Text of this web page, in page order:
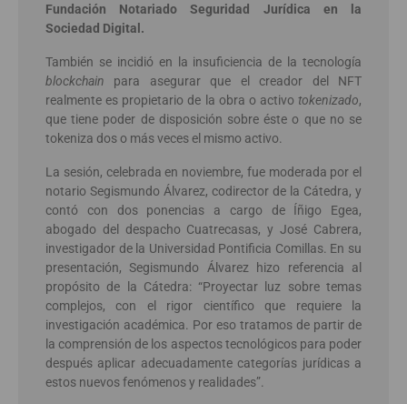
Fundación Notariado Seguridad Jurídica en la
Sociedad Digital.
También se incidió en la insuficiencia de la tecnología
blockchain para asegurar que el creador del NFT
realmente es propietario de la obra o activo tokenizado,
que tiene poder de disposición sobre éste o que no se
tokeniza dos o más veces el mismo activo.
La sesión, celebrada en noviembre, fue moderada por el
notario Segismundo Álvarez, codirector de la Cátedra, y
contó con dos ponencias a cargo de Íñigo Egea,
abogado del despacho Cuatrecasas, y José Cabrera,
investigador de la Universidad Pontificia Comillas. En su
presentación, Segismundo Álvarez hizo referencia al
propósito de la Cátedra: “Proyectar luz sobre temas
complejos, con el rigor científico que requiere la
investigación académica. Por eso tratamos de partir de
la comprensión de los aspectos tecnológicos para poder
después aplicar adecuadamente categorías jurídicas a
estos nuevos fenómenos y realidades”.